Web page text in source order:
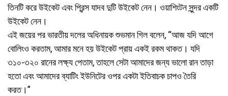
তিনটি করে উইকেট এবং প্রিন্স যাদব দুটি উইকেট নেন। ওয়াশিংটন সুন্দর একটি
উইকেট নেন।
এই জয়ের পর ভারতীয় দলের অধিনায়ক শুভমান গিল বলেন, “আজ যদি আগে
বোলিংও করতাম, আমার মনে হয় উইকেট প্রায় একই রকম থাকত। যদি
৩১০-৩২০ রানের লক্ষ্য পেতাম, তাহলে সেটা আমাদের জন্য ভালো রান তাড়া
হতো এবং আমাদের ব্যাটিং ইউনিটের ওপর একটা ইতিবাচক চাপও তৈরি
করত।”